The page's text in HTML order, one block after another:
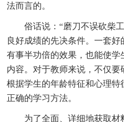
法而言的。
俗话说：“磨刀不误砍柴工
良好成绩的先决条件。一套
有事半功倍的效果，也能使
内容。对于教师来说，不仅
根据学生的年龄特征和心理
正确的学习方法。
为了全面、详细地获取材